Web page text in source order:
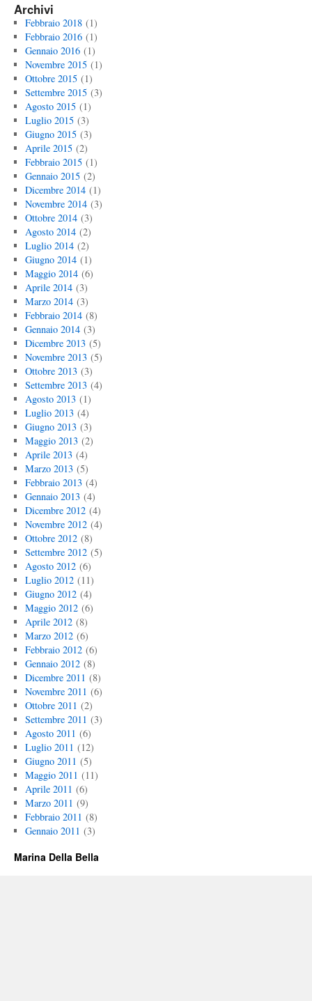
Archivi
Febbraio 2018(1)
Febbraio 2016(1)
Gennaio 2016(1)
Novembre 2015(1)
Ottobre 2015(1)
Settembre 2015(3)
Agosto 2015(1)
Luglio 2015(3)
Giugno 2015(3)
Aprile 2015(2)
Febbraio 2015(1)
Gennaio 2015(2)
Dicembre 2014(1)
Novembre 2014(3)
Ottobre 2014(3)
Agosto 2014(2)
Luglio 2014(2)
Giugno 2014(1)
Maggio 2014(6)
Aprile 2014(3)
Marzo 2014(3)
Febbraio 2014(8)
Gennaio 2014(3)
Dicembre 2013(5)
Novembre 2013(5)
Ottobre 2013(3)
Settembre 2013(4)
Agosto 2013(1)
Luglio 2013(4)
Giugno 2013(3)
Maggio 2013(2)
Aprile 2013(4)
Marzo 2013(5)
Febbraio 2013(4)
Gennaio 2013(4)
Dicembre 2012(4)
Novembre 2012(4)
Ottobre 2012(8)
Settembre 2012(5)
Agosto 2012(6)
Luglio 2012(11)
Giugno 2012(4)
Maggio 2012(6)
Aprile 2012(8)
Marzo 2012(6)
Febbraio 2012(6)
Gennaio 2012(8)
Dicembre 2011 (8)
Novembre 2011 (6)
Ottobre 2011 (2)
Settembre 2011 (3)
Agosto 2011 (6)
Luglio 2011 (12)
Giugno 2011 (5)
Maggio 2011 (11)
Aprile 2011 (6)
Marzo 2011 (9)
Febbraio 2011 (8)
Gennaio 2011 (3)
Marina Della Bella